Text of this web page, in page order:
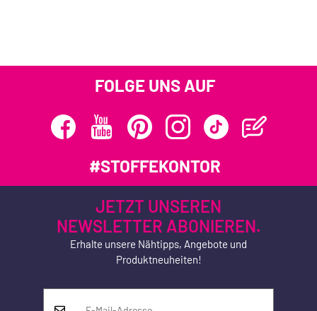
FOLGE UNS AUF
#STOFFEKONTOR
JETZT UNSEREN
NEWSLETTER ABONIEREN.
Erhalte unsere Nähtipps, Angebote und
Produktneuheiten!